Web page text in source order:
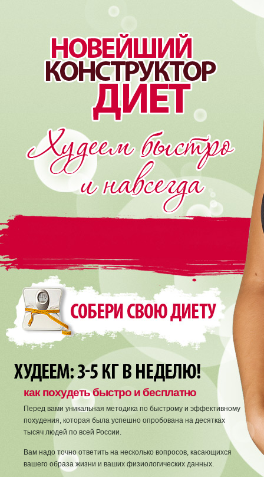
как похудеть быстро и бесплатно
Перед вами уникальная методика по быстрому и эффективному
похудения, которая была успешно опробована на десятках
тысяч людей по всей России.
Вам надо точно ответить на несколько вопросов, касающихся
вашего образа жизни и ваших физиологических данных.